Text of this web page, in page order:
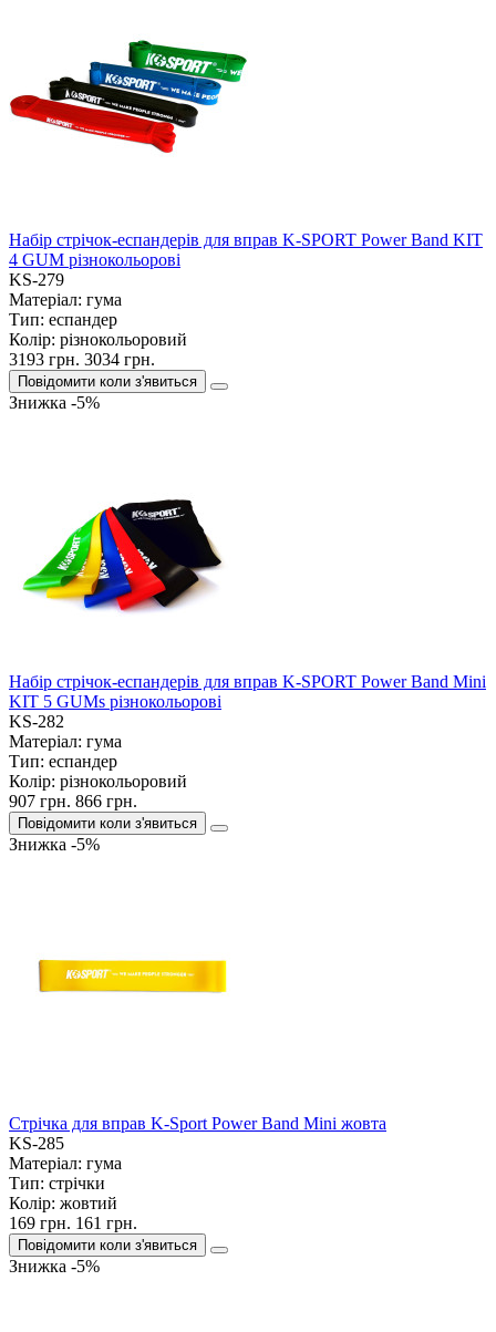
Набір стрічок-еспандерів для вправ K-SPORT Power Band KIT
4 GUM різнокольорові
KS-279
Матеріал: гума
Тип: еспандер
Колір: різнокольоровий
3193 грн. 3034 грн.
Повідомити коли з'явиться
Знижка -5%
Набір стрічок-еспандерів для вправ K-SPORT Power Band Mini
KIT 5 GUMs різнокольорові
KS-282
Матеріал: гума
Тип: еспандер
Колір: різнокольоровий
907 грн. 866 грн.
Повідомити коли з'явиться
Знижка -5%
Стрічка для вправ K-Sport Power Band Mini жовта
KS-285
Матеріал: гума
Тип: стрічки
Колір: жовтий
169 грн. 161 грн.
Повідомити коли з'явиться
Знижка -5%